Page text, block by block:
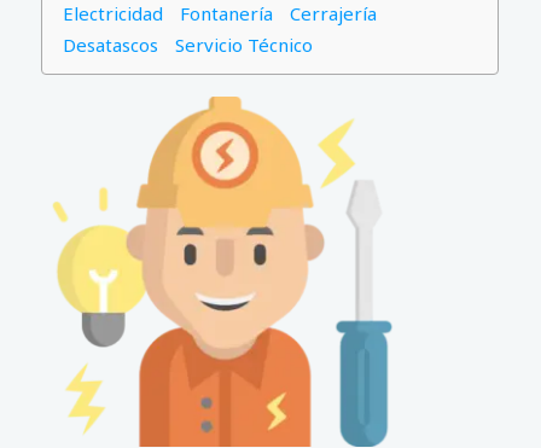
Electricidad Fontanería
Cerrajería
Desatascos
Servicio Técnico